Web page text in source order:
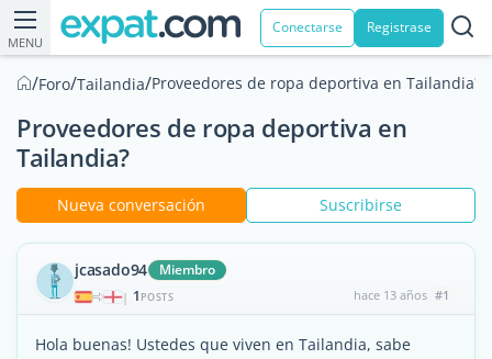
MENU
Conectarse Registrase
/Foro/Tailandia/Proveedores de ropa deportiva en Tailandia?
Proveedores de ropa deportiva en
Tailandia?
Nueva conversación Suscribirse
jcasado94 Miembro
| 1 POSTS hace 13 años #1
Hola buenas! Ustedes que viven en Tailandia, sabe